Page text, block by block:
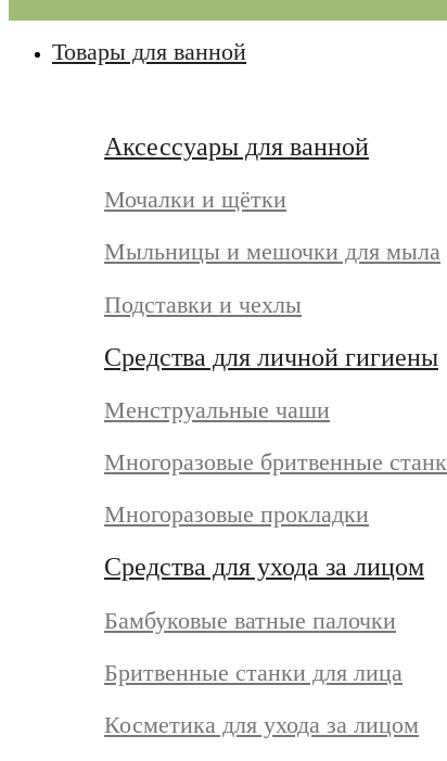
Товары для ванной
Аксессуары для ванной
Мочалки и щётки
Мыльницы и мешочки для мыла
Подставки и чехлы
Средства для личной гигиены
Менструальные чаши
Многоразовые бритвенные
Многоразовые прокладки
Средства для ухода за лицом
Бамбуковые ватные палочки
Бритвенные станки для лица
Косметика для ухода за лицом